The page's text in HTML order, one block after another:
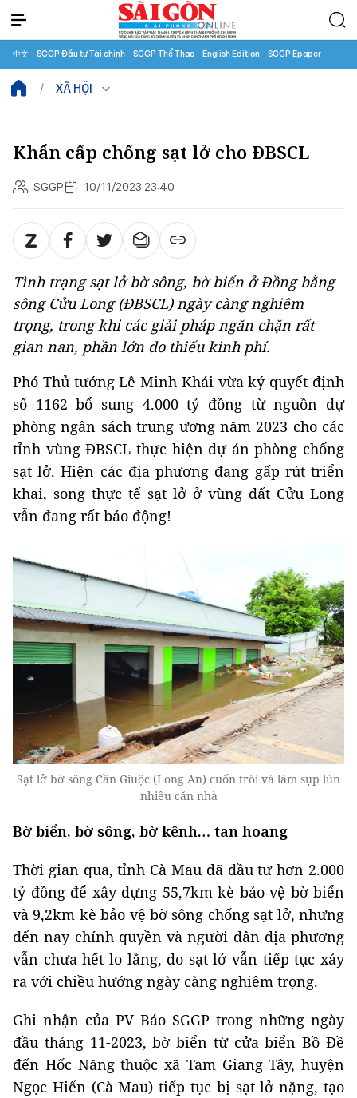
中文 SGGP Đầu tư Tài chính SGGP Thể Thao English Edition SGGP Epaper
XÃ HỘI
Khẩn cấp chống sạt lở cho ĐBSCL
SGGP 10/11/2023 23:40
Tình trạng sạt lở bờ sông, bờ biển ở Đồng bằng
sông Cửu Long (ĐBSCL) ngày càng nghiêm
trọng, trong khi các giải pháp ngăn chặn rất
gian nan, phần lớn do thiếu kinh phí.
Phó Thủ tướng Lê Minh Khái vừa ký quyết định
số 1162 bổ sung 4.000 tỷ đồng từ nguồn dự
phòng ngân sách trung ương năm 2023 cho các
tỉnh vùng ĐBSCL thực hiện dự án phòng chống
sạt lở. Hiện các địa phương đang gấp rút triển
khai, song thực tế sạt lở ở vùng đất Cửu Long
vẫn đang rất báo động!
Sạt lở bờ sông Cần Giuộc (Long An) cuốn trôi và làm sụp lún
nhiều căn nhà
Bờ biển, bờ sông, bờ kênh… tan hoang
Thời gian qua, tỉnh Cà Mau đã đầu tư hơn 2.000
tỷ đồng để xây dựng 55,7km kè bảo vệ bờ biển
và 9,2km kè bảo vệ bờ sông chống sạt lở, nhưng
đến nay chính quyền và người dân địa phương
vẫn chưa hết lo lắng, do sạt lở vẫn tiếp tục xảy
ra với chiều hướng ngày càng nghiêm trọng.
Ghi nhận của PV Báo SGGP trong những ngày
đầu tháng 11-2023, bờ biển từ cửa biển Bồ Đề
đến Hốc Năng thuộc xã Tam Giang Tây, huyện
Ngọc Hiển (Cà Mau) tiếp tục bị sạt lở nặng, tạo